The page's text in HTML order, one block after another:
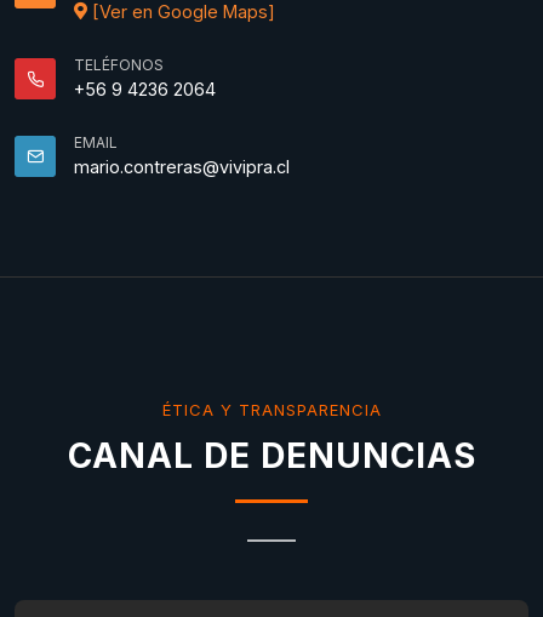
[Ver en Google Maps]
TELÉFONOS
+56 9 4236 2064
EMAIL
mario.contreras@vivipra.cl
ÉTICA Y TRANSPARENCIA
CANAL DE DENUNCIAS